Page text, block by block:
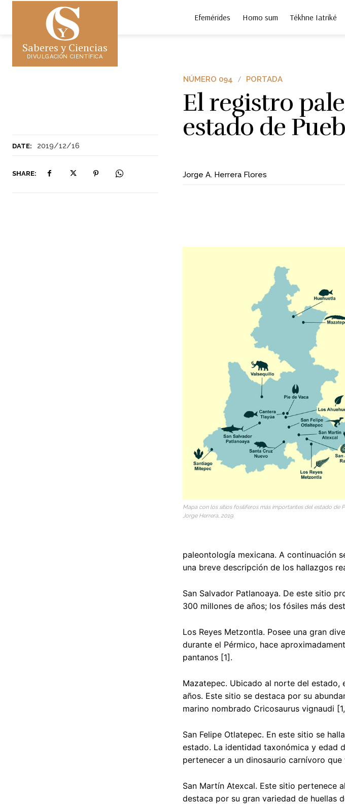
Saberes y Ciencias
DIVULGACIÓN CIENTÍFICA
Efemérides Homo sum Tékhne Iatriké
DATE: 2019/12/16
SHARE:
NÚMERO 094 PORTADA
El registro
estado de
Jorge A. Herrera Flores
Mapa con los sitios fosilíferos más importantes del estado de
Jorge Herrera, 2019.
paleontología mexicana. A continuación
una breve descripción de los hallazgos
San Salvador Patlanoaya. De este sitio
300 millones de años; los fósiles más
Los Reyes Metzontla. Posee una gran
durante el Pérmico, hace
pantanos [1].
Mazatepec. Ubicado al norte del estado,
años. Este sitio se destaca por su
marino nombrado Cricosaurus vignaudi
San Felipe Otlatepec. En este sitio se
estado. La identidad taxonómica y edad
pertenecer a un dinosaurio carnívoro
San Martín Atexcal. Este sitio pertenece
destaca por su gran variedad de huellas